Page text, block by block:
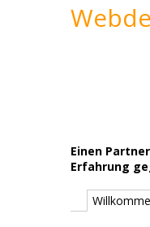
Einen
Erfahrung